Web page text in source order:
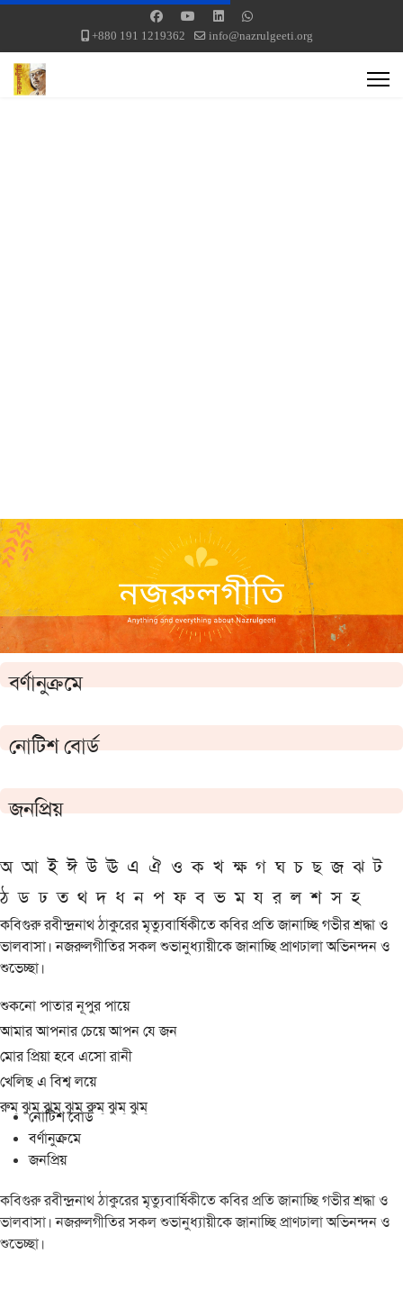
+880 191 1219362 info@nazrulgeeti.org
বর্ণানুক্রমে
নোটিশ বোর্ড
জনপ্রিয়
অ আ ই ঈ উ ঊ এ ঐ ও ক খ ক্ষ গ ঘ চ ছ জ ঝ ট
ঠ ড ঢ ত থ দ ধ ন প ফ ব ভ ম য র ল শ স হ
কবিগুরু রবীন্দ্রনাথ ঠাকুরের মৃত্যুবার্ষিকীতে কবির প্রতি জানাচ্ছি গভীর শ্রদ্ধা ও
ভালবাসা। নজরুলগীতির সকল শুভানুধ্যায়ীকে জানাচ্ছি প্রাণঢালা অভিনন্দন ও
শুভেচ্ছা।
শুকনো পাতার নূপুর পায়ে
আমার আপনার চেয়ে আপন যে জন
মোর প্রিয়া হবে এসো রানী
খেলিছ এ বিশ্ব লয়ে
রুম্ ঝুম্ ঝুম্ ঝুম্ রুম্ ঝুম্ ঝুম্
নোটিশ বোর্ড
বর্ণানুক্রমে
জনপ্রিয়
কবিগুরু রবীন্দ্রনাথ ঠাকুরের মৃত্যুবার্ষিকীতে কবির প্রতি জানাচ্ছি গভীর শ্রদ্ধা ও
ভালবাসা। নজরুলগীতির সকল শুভানুধ্যায়ীকে জানাচ্ছি প্রাণঢালা অভিনন্দন ও
শুভেচ্ছা।